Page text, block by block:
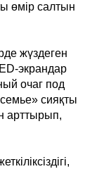
өмір салтын
жүздеген
экрандар
очаг под
сияқты
арттырып,